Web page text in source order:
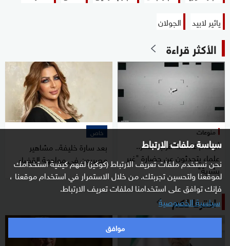
سياسة ملفات الارتباط
نحن نستخدم ملفات تعريف الارتباط (كوكيز) لفهم كيفية استخدامك
لموقعنا ولتحسين تجربتك. من خلال الاستمرار في استخدام موقعنا ،
فإنك توافق على استخدامنا لملفات تعريف الارتباط.
سياسية الخصوصية
موافق
يائير لابيد
الجولان
الأكثر قراءة
منوعات
أجسام غامضة قرب القمر..
علماء يتحدثون عن حضارة "غير
بشرية"
خاص
بعد سارة خليفة.. مشاهير
مصريون في مواجهة القضاء
اخترنا لكم